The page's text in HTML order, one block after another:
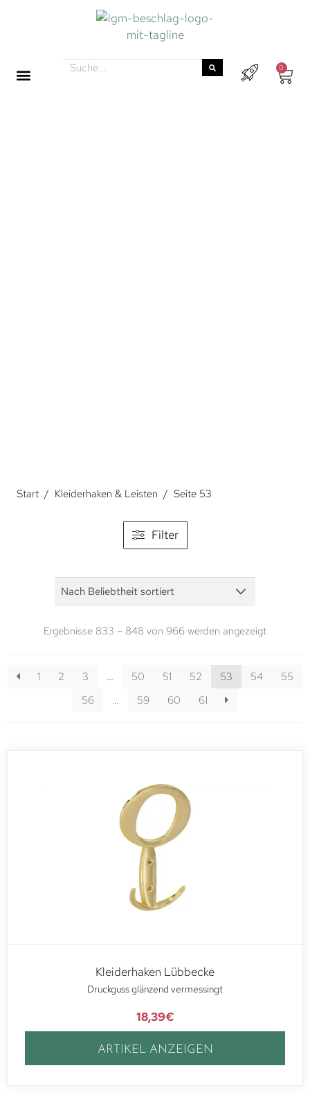
0
Start / Kleiderhaken & Leisten / Seite 53
Filter
Ergebnisse 833 – 848 von 966 werden angezeigt
1 2 3 … 50 51 52 53 54
55
56
… 59 60 61
Kleiderhaken Lübbecke
Druckguss glänzend vermessingt
18,39€
ARTIKEL ANZEIGEN